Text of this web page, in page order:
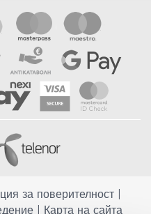
за поверителност|
| Карта на сайта